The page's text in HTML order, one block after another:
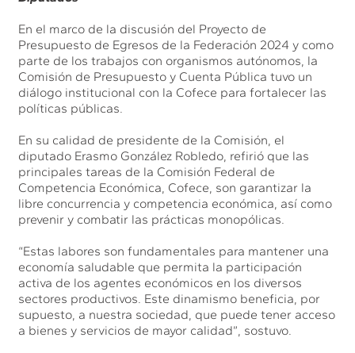
En el marco de la discusión del Proyecto de
Presupuesto de Egresos de la Federación 2024 y como
parte de los trabajos con organismos autónomos, la
Comisión de Presupuesto y Cuenta Pública tuvo un
diálogo institucional con la Cofece para fortalecer las
políticas públicas.
En su calidad de presidente de la Comisión, el
diputado Erasmo González Robledo, refirió que las
principales tareas de la Comisión Federal de
Competencia Económica, Cofece, son garantizar la
libre concurrencia y competencia económica, así como
prevenir y combatir las prácticas monopólicas.
“Estas labores son fundamentales para mantener una
economía saludable que permita la participación
activa de los agentes económicos en los diversos
sectores productivos. Este dinamismo beneficia, por
supuesto, a nuestra sociedad, que puede tener acceso
a bienes y servicios de mayor calidad”, sostuvo.